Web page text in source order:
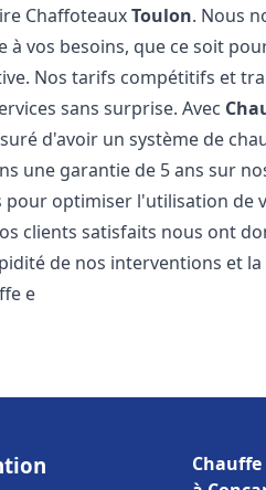
ChaffoteauxToulon. Nous
vos besoins, que ce soit
Nos tarifs compétitifs et
sans surprise. Avec
d'avoir un système de
une garantie de 5 ans sur
pour optimiser l'utilisation de
clients satisfaits nous ont
de nos interventions et la
e